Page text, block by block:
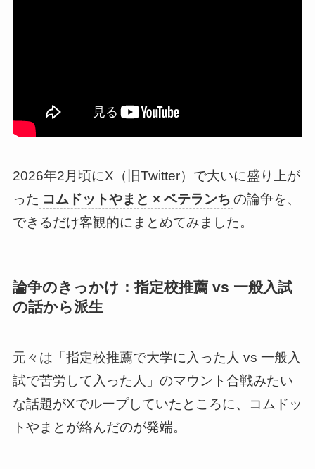
2026年2月頃にX（旧Twitter）で大いに盛り上が
った コムドットやまと × ベテランち の論争を、
できるだけ客観的にまとめてみました。
論争のきっかけ：指定校推薦 vs 一般入試
の話から派生
元々は「指定校推薦で大学に入った人 vs 一般入
試で苦労して入った人」のマウント合戦みたい
な話題がXでループしていたところに、コムドッ
トやまとが絡んだのが発端。